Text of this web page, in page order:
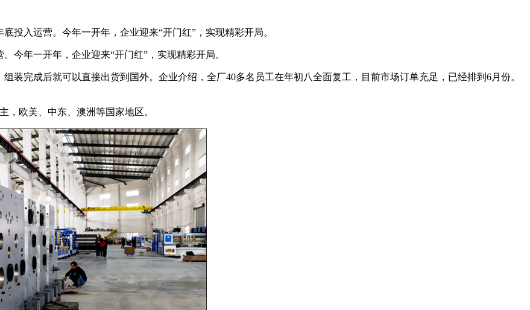
投入运营。今年一开年，企业迎来“开门红”，实现精彩开局。
今年一开年，企业迎来“开门红”，实现精彩开局。
装完成后就可以直接出货到国外。企业介绍，全厂40多名员工在年初八全面复工，目前市场订单充足，已经排到6月份。
，欧美、中东、澳洲等国家地区。